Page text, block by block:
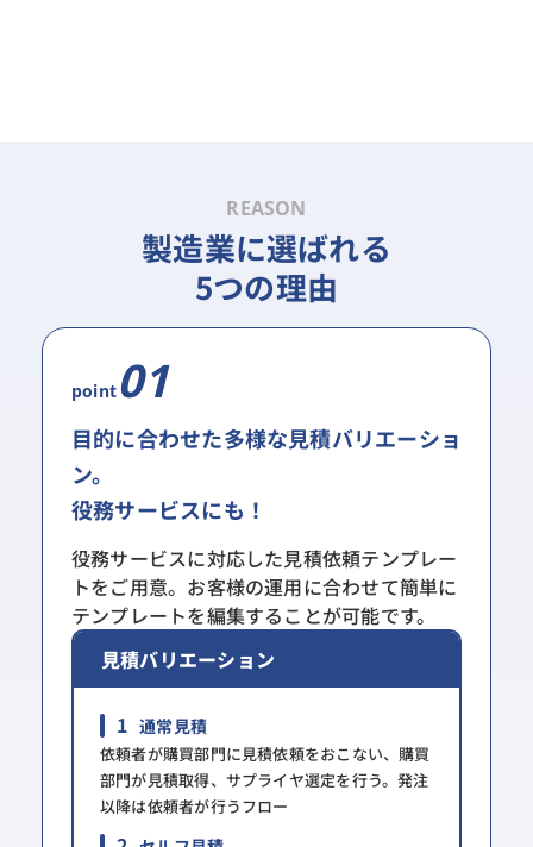
REASON
製造業に選ばれる
5つの理由
point01
目的に合わせた多様な見積バリエーショ
ン。
役務サービスにも！
役務サービスに対応した見積依頼テンプレー
トをご用意。お客様の運用に合わせて簡単に
テンプレートを編集することが可能です。
見積バリエーション
1 通常見積
依頼者が購買部門に見積依頼をおこない、購買
部門が見積取得、サプライヤ選定を行う。発注
以降は依頼者が行うフロー​